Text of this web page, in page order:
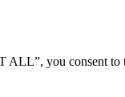
ALL”, you consent